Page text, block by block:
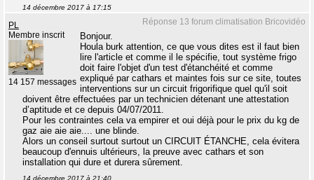
14 décembre 2017 à 17:15
Réponse 13 forum climatisation Bricovidéo
PL
Membre inscrit
14 157 messages
Bonjour.
Houla burk attention, ce que vous dites est il faut bien
lire l'article et comme il le spécifie, tout système frigo
doit faire l'objet d'un test d'étanchéité et comme
expliqué par cathars et maintes fois sur ce site, toutes
interventions sur un circuit frigorifique quel qu'il soit
doivent être effectuées par un technicien détenant une attestation
d’aptitude et ce depuis 04/07/2011.
Pour les contraintes cela va empirer et oui déjà pour le prix du kg de
gaz aie aie aie.... une blinde.
Alors un conseil surtout surtout un CIRCUIT ÉTANCHE, cela évitera
beaucoup d'ennuis ultérieurs, la preuve avec cathars et son
installation qui dure et durera sûrement.
14 décembre 2017 à 21:40